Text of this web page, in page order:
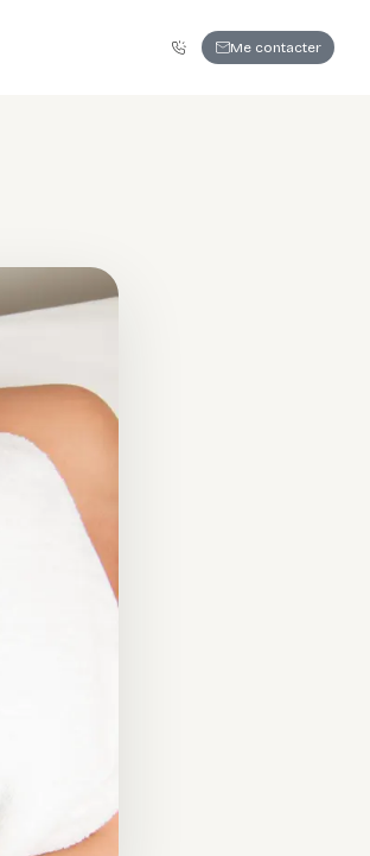
06 86 63 79 28
Me contacter